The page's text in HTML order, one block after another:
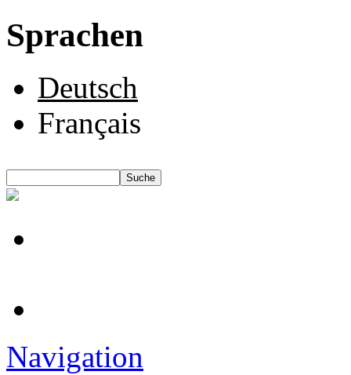
Sprachen
Deutsch
Français
Navigation